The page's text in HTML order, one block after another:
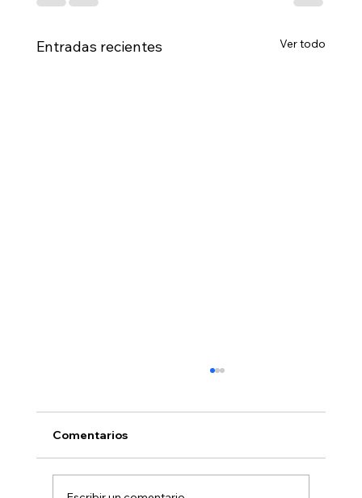
Entradas recientes Ver todo
Comentarios